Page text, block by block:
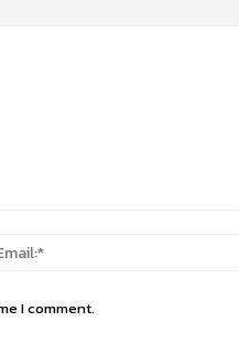
I comment.